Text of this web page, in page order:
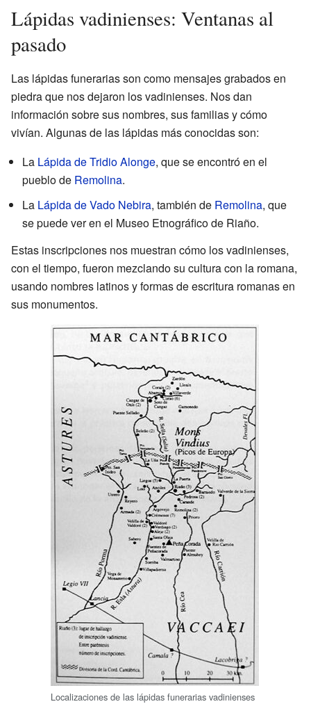
Lápidas vadinienses: Ventanas al
pasado
Las lápidas funerarias son como mensajes grabados en
piedra que nos dejaron los vadinienses. Nos dan
información sobre sus nombres, sus familias y cómo
vivían. Algunas de las lápidas más conocidas son:
La Lápida de Tridio Alonge, que se encontró en el
pueblo de Remolina.
La Lápida de Vado Nebira, también de Remolina, que
se puede ver en el Museo Etnográfico de Riaño.
Estas inscripciones nos muestran cómo los vadinienses,
con el tiempo, fueron mezclando su cultura con la romana,
usando nombres latinos y formas de escritura romanas en
sus monumentos.
Localizaciones de las lápidas funerarias vadinienses